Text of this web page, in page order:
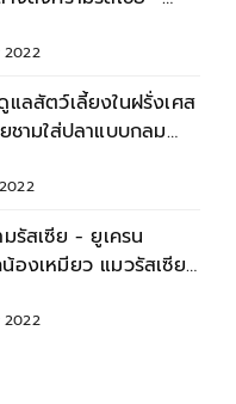
2022
แลสัตว์เลี้ยงในฝรั่งเศส
ชามใส่ปลาแบบกลม
รัสเซีย - ยูเครน
องเหมียว แมวรัสเซีย
2022